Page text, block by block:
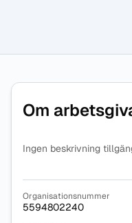
Om
Ingen beskrivning
Organisationsnummer
5594802240